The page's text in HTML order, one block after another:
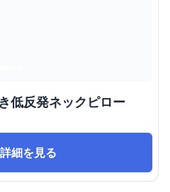
低反発ネックピロー
細を見る